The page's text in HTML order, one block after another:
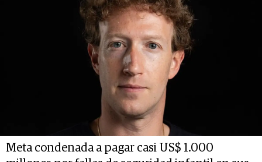
Meta condenada a pagar casi US$ 1.000